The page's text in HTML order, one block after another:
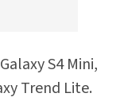
S4 Mini,
Trend Lite.